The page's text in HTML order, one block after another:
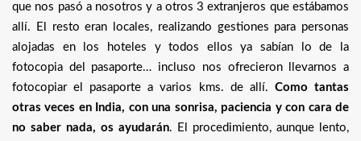
que nos pasó a nosotros y a otros 3 extranjeros que estábamos
allí. El resto eran locales, realizando gestiones para personas
alojadas en los hoteles y todos ellos ya sabían lo de la
fotocopia del pasaporte… incluso nos ofrecieron llevarnos a
fotocopiar el pasaporte a varios kms. de allí. Como tantas
otras veces en India, con una sonrisa, paciencia y con cara de
no saber nada, os ayudarán. El procedimiento, aunque lento,